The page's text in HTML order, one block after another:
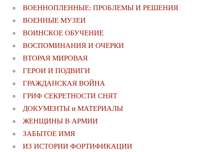
ВОЕННОПЛЕННЫЕ: ПРОБЛЕМЫ И РЕШЕНИЯ
ВОЕННЫЕ МУЗЕИ
ВОИНСКОЕ ОБУЧЕНИЕ
ВОСПОМИНАНИЯ И ОЧЕРКИ
ВТОРАЯ МИРОВАЯ
ГЕРОИ И ПОДВИГИ
ГРАЖДАНСКАЯ ВОЙНА
ГРИФ СЕКРЕТНОСТИ СНЯТ
ДОКУМЕНТЫ и МАТЕРИАЛЫ
ЖЕНЩИНЫ В АРМИИ
ЗАБЫТОЕ ИМЯ
ИЗ ИСТОРИИ ФОРТИФИКАЦИИ